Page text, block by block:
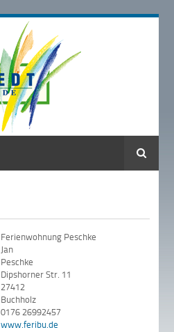
Suche
Ferienwohnung Peschke
Jan
Peschke
Dipshorner Str. 11
27412
Buchholz
0176 26992457
www.feribu.de